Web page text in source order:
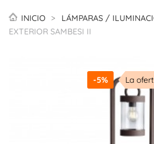
INICIO LÁMPARAS /
EXTERIOR SAMBESI II
-5% La